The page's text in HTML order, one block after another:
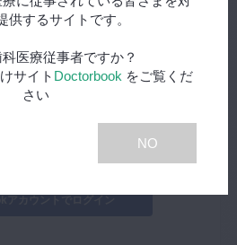
をお忘れの方はこちら
トIDでログイン
供するサイトです。
医療従事者ですか？
サイト Doctorbook をご覧くだ
さい
NO